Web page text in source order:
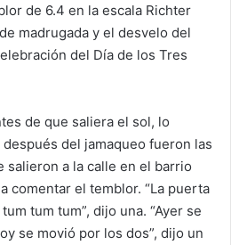
de 6.4 en la escala Richter
madrugada y el desvelo del
del Día de los Tres
de que saliera el sol, lo
del jamaqueo fueron las
salieron a la calle en el barrio
comentar el temblor. “La puerta
tum tum”, dijo una. “Ayer se
se movió por los dos”, dijo un